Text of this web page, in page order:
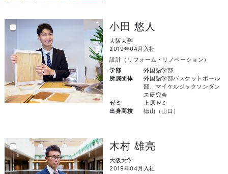
小田 悠人
大阪大学
2019年04月入社
設計（リフォーム・リノベーション）
学部
外国語学部
所属団体
外国語学部バスケットボール
部、マイケルジャクソンダン
ス研究会
ゼミ
上原ゼミ
出身高校
徳山（山口）
木村 雄亮
大阪大学
2019年04月入社